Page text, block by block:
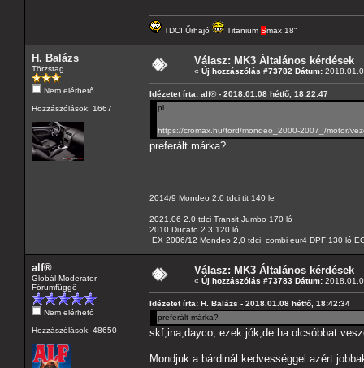
TDCI Űrhajó Titanium Smax 18"
H. Balázs
Törzstag
Nem elérhető
Hozzászólások: 1667
Válasz: MK3 Általános kérdések
« Új hozzászólás #73782 Dátum:
Idézetet írta: alf® - 2018.01.08 hétfő, 18:22:47
pl
https://cromax.hu/ford/mondeo_2000-2007_/motor/
preferált márka?
2014/9 Mondeo 2.0 tdci tit 140 le
2021.06 2.0 tdci Transit Jumbo 170 ló
2010 Ducato 2.3 120 ló
EX 2006/12 Mondeo 2,0 tdci combi eur4 DPF 130 ló
alf®
Globál Moderátor
Fórumfüggő
Nem elérhető
Hozzászólások: 48650
Válasz: MK3 Általános kérdések
« Új hozzászólás #73783 Dátum:
Idézetet írta: H. Balázs - 2018.01.08 hétfő, 18:42:34
preferált márka?
skf,ina,dayco, ezek jók,de ha olcsóbbat
Mondjuk a bárdinál kedvességgel azért